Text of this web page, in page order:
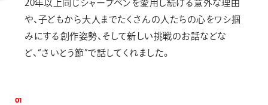
20年以上同じシャープペンを愛用し続ける意外な理由
や、子どもから大人までたくさんの人たちの心をワシ掴
みにする創作姿勢、そして新しい挑戦のお話などな
ど、“さいとう節”で話してくれました。
01